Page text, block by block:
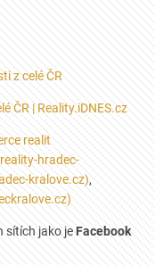
z celé ČR
ČR | Reality.iDNES.cz
realit
hradec-
kralove.cz),
sítích jako jeFacebook